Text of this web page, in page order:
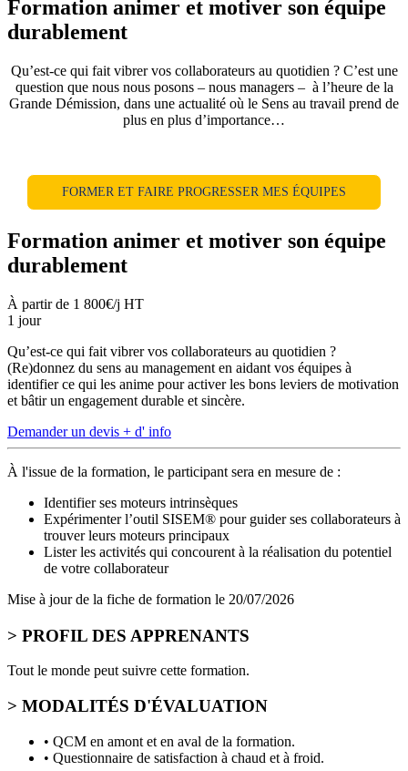
Formation animer et motiver son équipe
durablement
Qu’est-ce qui fait vibrer vos collaborateurs au quotidien ? C’est une
question que nous nous posons – nous managers – à l’heure de la
Grande Démission, dans une actualité où le Sens au travail prend de
plus en plus d’importance…
FORMER ET FAIRE PROGRESSER MES ÉQUIPES
Formation animer et motiver son équipe
durablement
À partir de 1 800€/j HT
1 jour
Qu’est-ce qui fait vibrer vos collaborateurs au quotidien ?
(Re)donnez du sens au management en aidant vos équipes à
identifier ce qui les anime pour activer les bons leviers de motivation
et bâtir un engagement durable et sincère.
Demander un devis + d' info
À l'issue de la formation, le participant sera en mesure de :
Identifier ses moteurs intrinsèques
Expérimenter l’outil SISEM® pour guider ses collaborateurs à
trouver leurs moteurs principaux
Lister les activités qui concourent à la réalisation du potentiel
de votre collaborateur
Mise à jour de la fiche de formation le 20/07/2026
> PROFIL DES APPRENANTS
Tout le monde peut suivre cette formation.
> MODALITÉS D'ÉVALUATION
• QCM en amont et en aval de la formation.
• Questionnaire de satisfaction à chaud et à froid.